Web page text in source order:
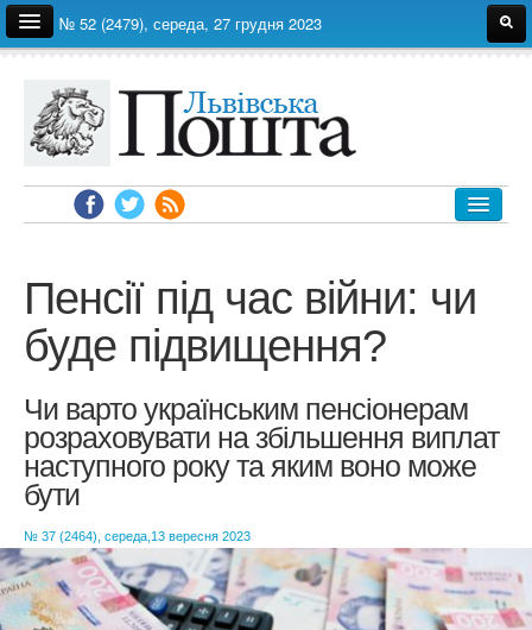
№ 52 (2479), середа, 27 грудня 2023
Реклама
Архів
ЕКОНОМІКА
ПОЛІТИКА
СУСПІЛЬСТВО
ЗДОРОВ'Я
НАУКА
КУЛЬТУРА
СПОРТ
ОПИТУВАННЯ
Пенсії під час війни: чи
буде підвищення?
Чи варто українським пенсіонерам
розраховувати на збільшення виплат
наступного року та яким воно може
бути
№ 37 (2464), середа,13 вересня 2023